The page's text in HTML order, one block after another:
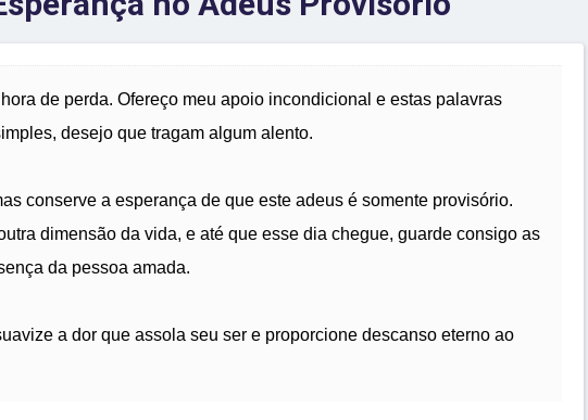
de perda. Ofereço meu apoio incondicional e estas palavras
desejo que tragam algum alento.
conserve a esperança de que este adeus é somente provisório.
dimensão da vida, e até que esse dia chegue, guarde consigo as
da pessoa amada.
a dor que assola seu ser e proporcione descanso eterno ao